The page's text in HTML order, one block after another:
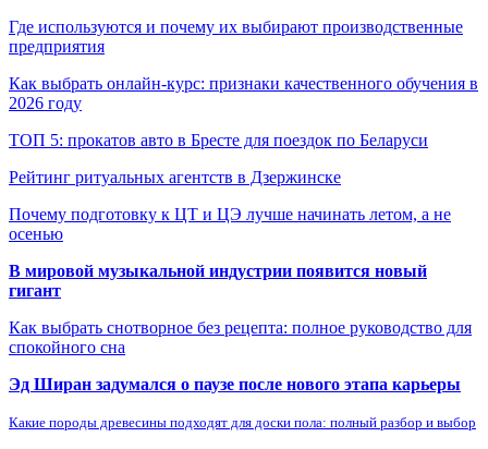
Где используются и почему их выбирают производственные
предприятия
Как выбрать онлайн-курс: признаки качественного обучения в
2026 году
ТОП 5: прокатов авто в Бресте для поездок по Беларуси
Рейтинг ритуальных агентств в Дзержинске
Почему подготовку к ЦТ и ЦЭ лучше начинать летом, а не
осенью
В мировой музыкальной индустрии появится новый
гигант
Как выбрать снотворное без рецепта: полное руководство для
спокойного сна
Эд Ширан задумался о паузе после нового этапа карьеры
Какие породы древесины подходят для доски пола: полный разбор и выбор